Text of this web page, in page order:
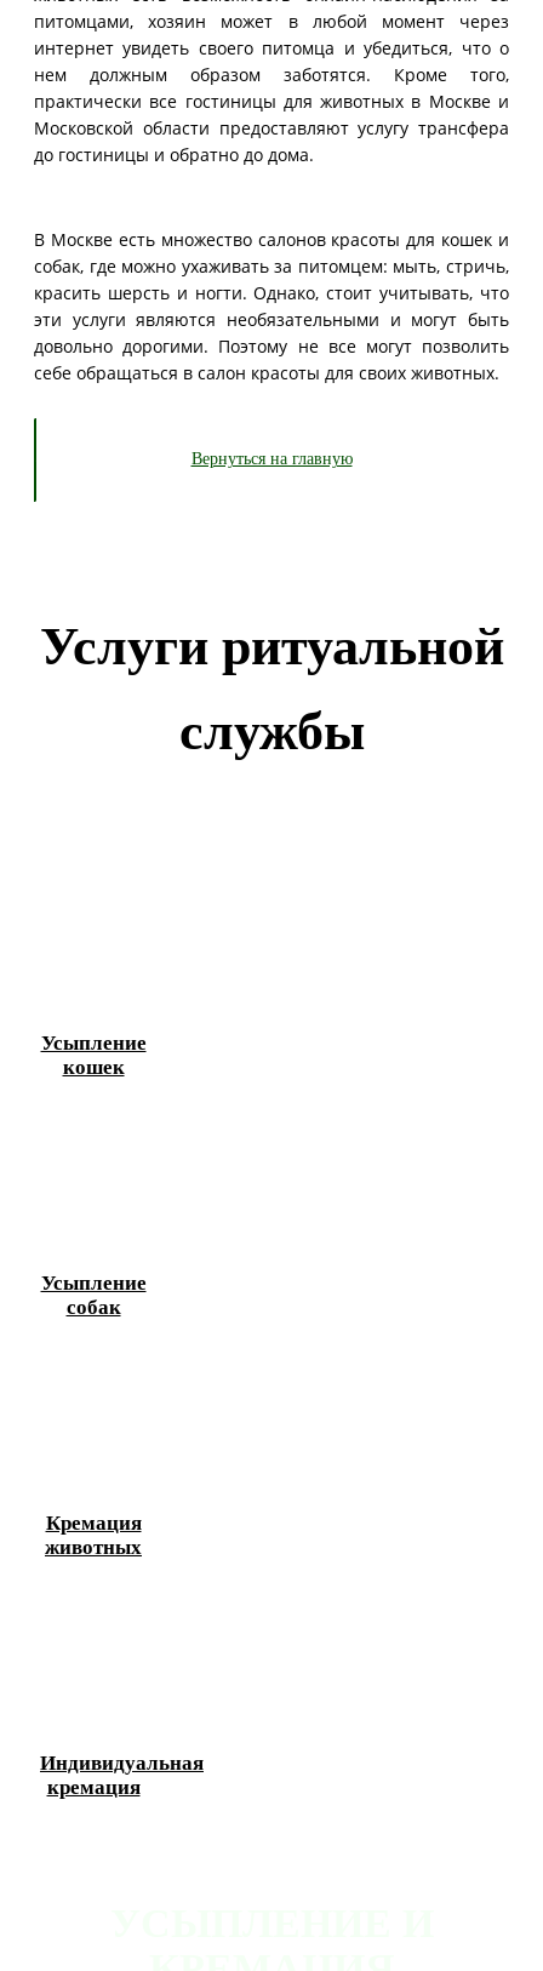
питомцами, хозяин может в любой момент через
интернет увидеть своего питомца и убедиться, что о
нем должным образом заботятся. Кроме того,
практически все гостиницы для животных в Москве и
Московской области предоставляют услугу трансфера
до гостиницы и обратно до дома.
В Москве есть множество салонов красоты для кошек и
собак, где можно ухаживать за питомцем: мыть, стричь,
красить шерсть и ногти. Однако, стоит учитывать, что
эти услуги являются необязательными и могут быть
довольно дорогими. Поэтому не все могут позволить
себе обращаться в салон красоты для своих животных.
Вернуться на главную
Услуги ритуальной
службы
Усыпление
кошек
Усыпление
собак
Кремация
животных
Индивидуальная
кремация